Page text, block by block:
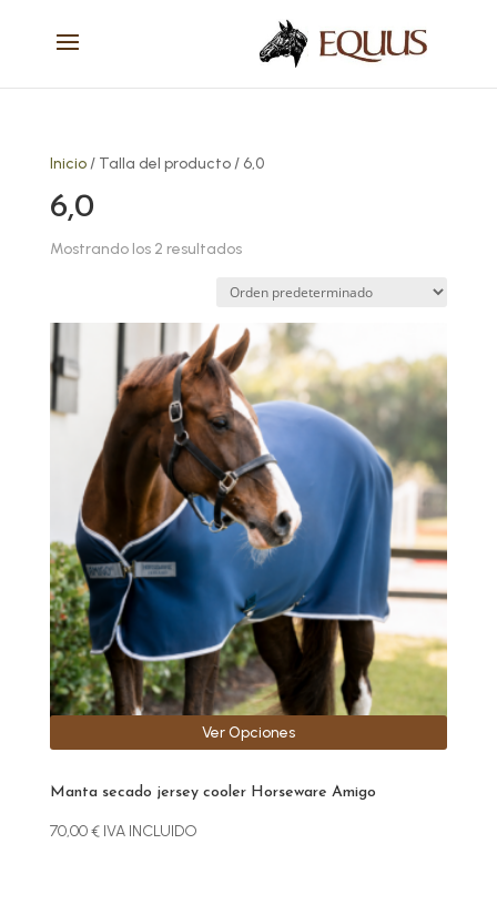
Inicio/ Talla del producto / 6,0
6,0
Mostrando los 2 resultados
Manta secado jersey cooler Horseware Amigo
70,00€ IVA INCLUIDO
Ver Opciones
producto
tiene
múltiples
variantes.
opciones
pueden
elegir
en
la
página
de
producto